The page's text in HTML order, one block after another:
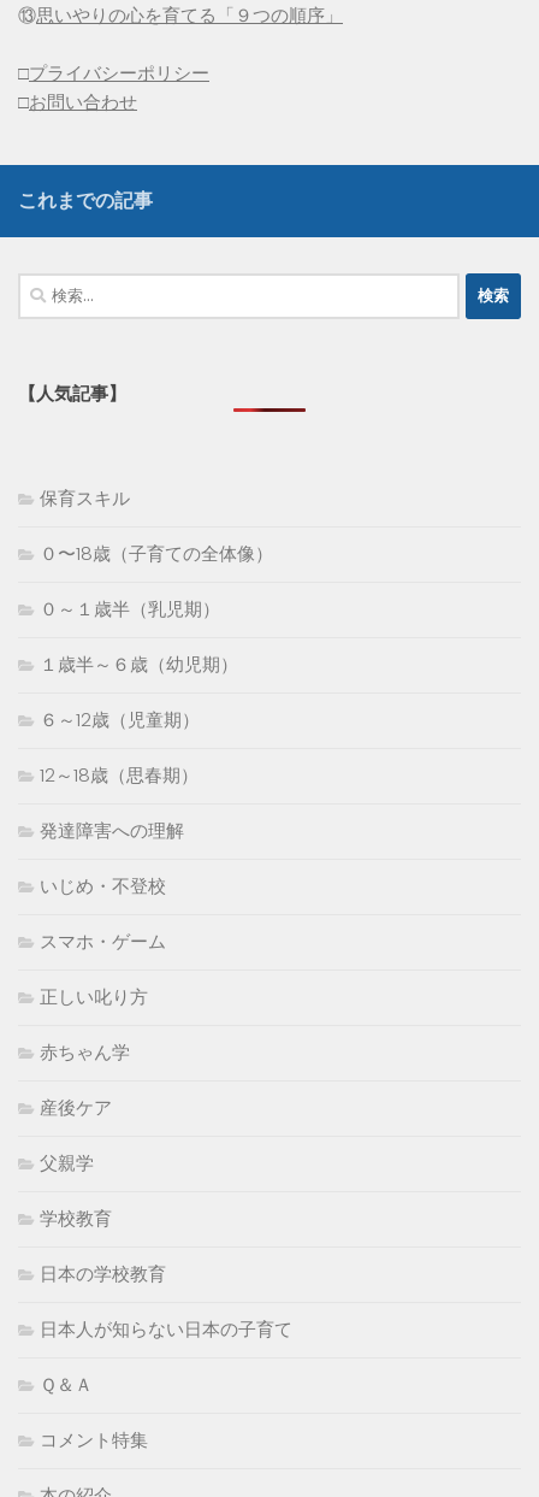
⑬思いやりの心を育てる「９つの順序」
□プライバシーポリシー
□お問い合わせ
これまでの記事
検
索:
【人気記事】
保育スキル
０〜18歳（子育ての全体像）
０～１歳半（乳児期）
１歳半～６歳（幼児期）
６～12歳（児童期）
12～18歳（思春期）
発達障害への理解
いじめ・不登校
スマホ・ゲーム
正しい叱り方
赤ちゃん学
産後ケア
父親学
学校教育
日本の学校教育
日本人が知らない日本の子育て
Ｑ＆Ａ
コメント特集